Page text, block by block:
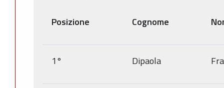
Posizione Cognome
1° Dipaola